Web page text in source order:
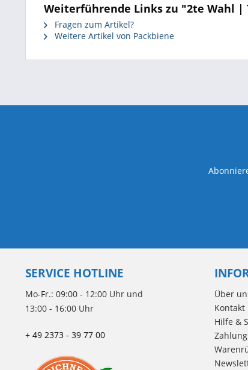
Weiterführende Links zu "2te Wahl |
Fragen zum Artikel?
Weitere Artikel von Packbiene
SERVICE HOTLINE
Mo-Fr.: 09:00 - 12:00 Uhr und
13:00 - 16:00 Uhr
+ 49 2373 - 39 77 00
Über
Kontakt
Hilfe &